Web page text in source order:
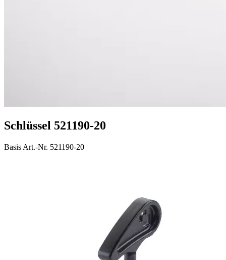
Schlüssel 521190-20
Basis Art.-Nr. 521190-20